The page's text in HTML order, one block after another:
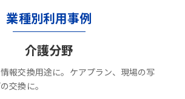
業種別利用事例
介護分野
報交換用途に。ケアプラン、現場の写
交換に。